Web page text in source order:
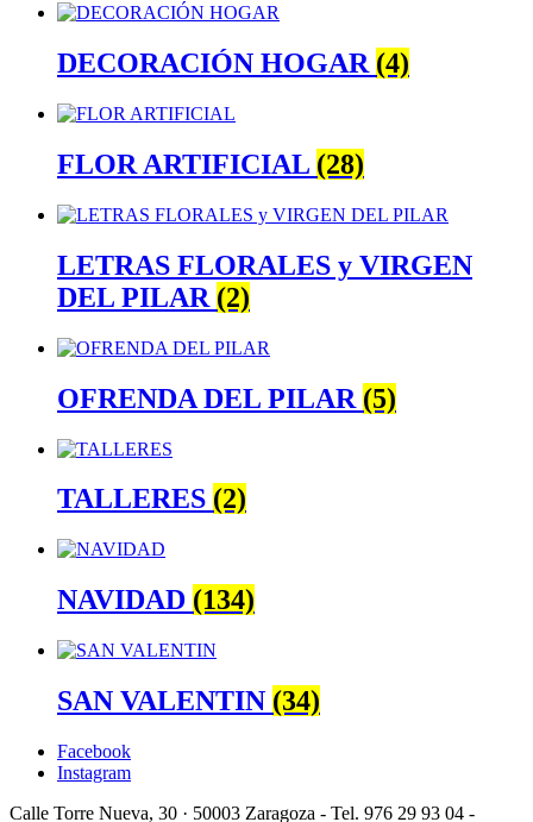
DECORACIÓN HOGAR (4)
FLOR ARTIFICIAL (28)
LETRAS FLORALES y VIRGEN
DEL PILAR (2)
OFRENDA DEL PILAR (5)
TALLERES (2)
NAVIDAD (134)
SAN VALENTIN (34)
Facebook
Instagram
Calle Torre Nueva, 30 · 50003 Zaragoza - Tel. 976 29 93 04 -